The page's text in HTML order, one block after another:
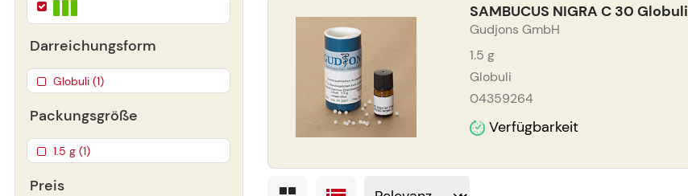
SAMBUCUS NIGRA C 30 Globuli
Gudjons GmbH
1.5 g
Globuli
04359264
Verfügbarkeit
Darreichungsform
Globuli (1)
Packungsgröße
1.5 g (1)
Preis